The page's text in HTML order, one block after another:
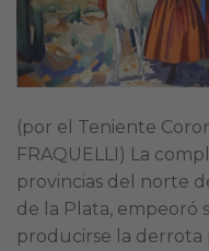
(por el Teniente
FRAQUELLI) La
provincias del norte
de la Plata, empeoró
producirse la derrota